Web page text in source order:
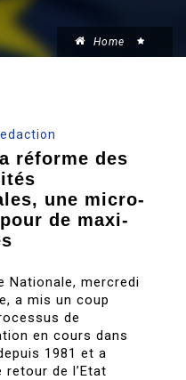
Home
réforme des
une micro-
de maxi-
Nationale, mercredi
a mis un coup
de
en cours dans
1981 et a
retour de l’Etat